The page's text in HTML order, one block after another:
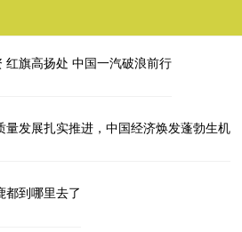
红旗高扬处 中国一汽破浪前行
量发展扎实推进，中国经济焕发蓬勃生机
都到哪里去了